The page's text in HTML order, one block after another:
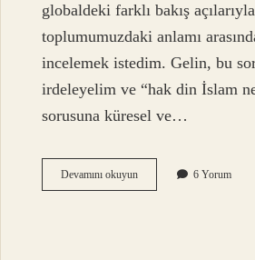
globaldeki farklı bakış
toplumumuzdaki anlamı
incelemek istedim. Gelin, bu
irdeleyelim ve “hak din İslam
sorusuna küresel ve…
Devamını okuyunHak
din
6 Yorum